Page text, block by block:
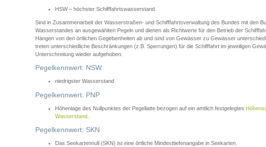
HSW – höchster Schifffahrtswasserstand
Sind in Zusammenarbeit der Wasserstraßen- und Schifffahrtsverwaltung des Bundes mit den
Wasserstandes an ausgewählten Pegeln und dienen als Richtwerte für den Betrieb der
Hängen von den örtlichen Gegebenheiten ab und sind von Gewässer zu Gewässer
treten unterschiedliche Beschränkungen (z.B. Sperrungen) für die Schifffahrt im jeweiligen
Unterschreitung wieder aufgehoben.
Pegelkennwert: NSW
niedrigster Wasserstand
Pegelkennwert: PNP
Höhenlage des Nullpunktes der Pegellatte bezogen auf ein amtlich festgelegtes
Wasserstand
Pegelkennwert: SKN
Das Seekartennull (SKN) ist eine örtliche Mindesttiefenangabe in Seekarten.